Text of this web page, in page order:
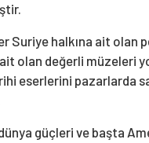
Suriye halkına ait olan
olan değerli müzeleri
eserlerini pazarlarda
güçleri ve başta